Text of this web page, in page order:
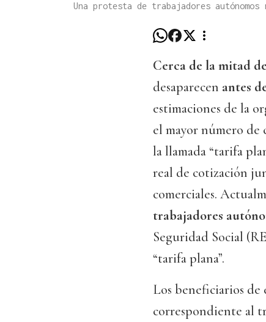
Una protesta de trabajadores
Cerca de la mitad
desaparecen antes
estimaciones de la
el mayor número de
la llamada “tarifa
real de cotización
comerciales.
trabajadores
Seguridad Social
“tarifa plana”.
Los beneficiarios de
correspondiente al